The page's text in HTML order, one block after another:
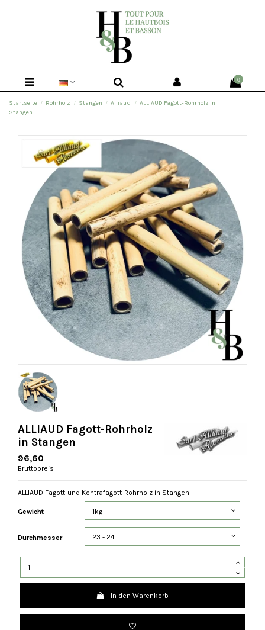
0
Startseite Rohrholz Stangen Alliaud
ALLIAUD Fagott-Rohrholz in
Stangen
ALLIAUD Fagott-Rohrholz
in Stangen
96,60
Bruttopreis
ALLIAUD Fagott-und Kontrafagott-Rohrholz in Stangen
Gewicht
Durchmesser
In den Warenkorb